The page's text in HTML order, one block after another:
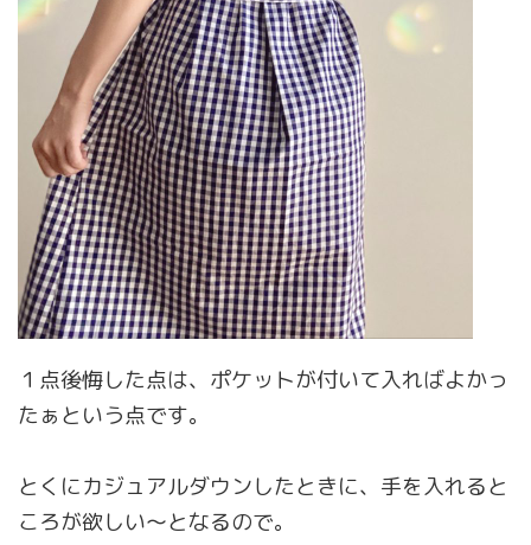
１点後悔した点は、ポケットが付いて入ればよかっ
たぁという点です。
とくにカジュアルダウンしたときに、手を入れると
ころが欲しい〜となるので。